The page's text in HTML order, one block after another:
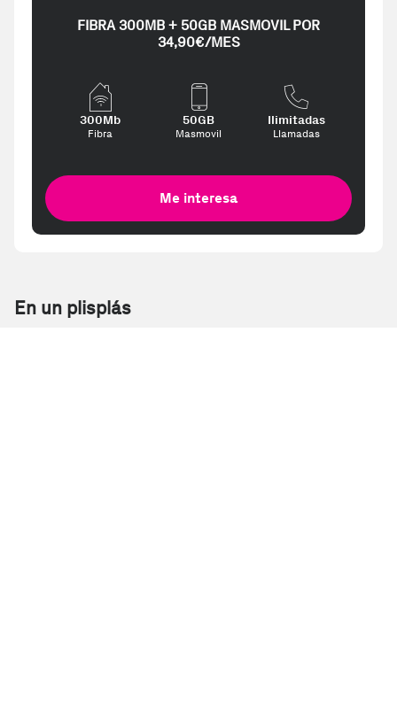
FIBRA 300MB + 50GB MASMOVIL POR
34,90€/MES
300Mb
Fibra
50GB
Masmovil
Ilimitadas
Llamadas
Me interesa
En un plisplás